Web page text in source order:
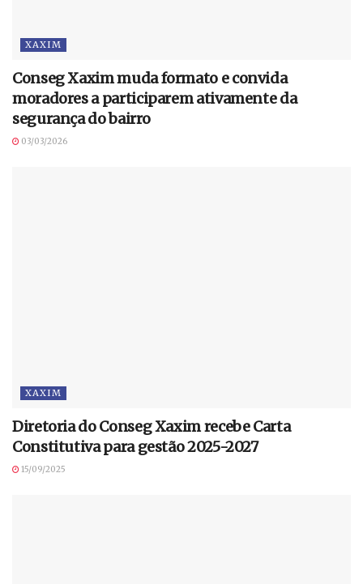
XAXIM
Conseg Xaxim muda formato e convida
moradores a participarem ativamente da
segurança do bairro
03/03/2026
XAXIM
Diretoria do Conseg Xaxim recebe Carta
Constitutiva para gestão 2025-2027
15/09/2025